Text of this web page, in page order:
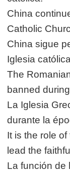
China
Catholic
China sigue
Iglesia
The
banned
La Iglesia
durante la
It is the role
lead the
La función de